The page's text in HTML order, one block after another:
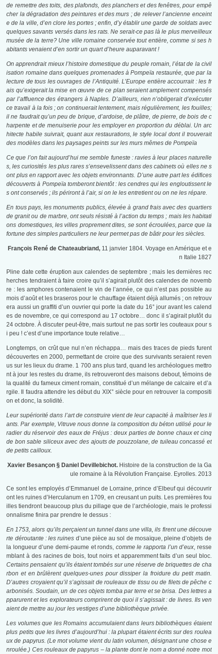
de remettre des toits, des plafonds, des planchers et des fenêtres, pour empê
cher la dégradation des peintures et des murs ; de relever l’ancienne enceint
e de la ville, d’en clore les portes ; enfin, d’y établir une garde de soldats avec
quelques savants versés dans les rats. Ne serait-ce pas là le plus merveilleux
musée de la terre? Une ville romaine conservée tout entière, comme si ses h
abitants venaient d’en sortir un quart d’heure auparavant !
On apprendrait mieux l’histoire domestique du peuple romain, l’état de la civil
isation romaine dans quelques promenades à Pompeïa restaurée, que par la
lecture de tous les ouvrages de l’Antiquité. L’Europe entière accourrait : les fr
ais qu’exigerait la mise en œuvre de ce plan seraient amplement compensés
par l’affluence des étrangers à Naples. D’ailleurs, rien n’obligerait d’exécuter
ce travail à la fois ; on continuerait lentement, mais régulièrement, les fouilles;
il ne faudrait qu’un peu de brique, d’ardoise, de plâtre, de pierre, de bois de c
harpente et de menuiserie pour les employer en proportion du déblai. Un arc
hitecte habile suivrait, quant aux restaurations, le style local dont il trouverait
des modèles dans les paysages peints sur les murs mêmes de Pompeïa
Ce que l’on fait aujourd’hui me semble funeste : ravies à leur places naturelle
s, les curiosités les plus rares s’ensevelissent dans des cabinets où elles ne s
ont plus en rapport avec les objets environnants. D’une autre part les édifices
découverts à Pompeïa tomberont bientôt : les cendres qui les engloutissent le
s ont conservés ; ils périront à l’air, si on le les entretient ou on ne les répare.
En tous pays, les monuments publics, élevée à grand frais avec des quartiers
de granit ou de marbre, ont seuls résisté à l’action du temps ; mais les habitati
ons domestiques, les villes proprement dites, se sont écroulées, parce que la
fortune des simples particuliers ne leur permet pas de bâtir pour les siècles.
François René de Chateaubriand,11 janvier 1804. Voyage en Amérique et e
n Italie 1827
Pline date cette éruption aux calendes de septembre ; mais les dernières rec
herches tendraient à faire croire qu’il s’agirait plutôt des calendes de novemb
re : les amphores contenaient le vin de l’année, ce qui n’est pas possible au
mois d’août et les braseros pour le chauffage étaient déjà allumés ; on retrouv
era aussi un graffiti d’un ouvrier qui porte la date du 16° jour avant les calend
es de novembre, ce qui correspond au 17 octobre… donc il s’agirait plutôt du
24 octobre. À discuter peut-être, mais surtout ne pas sortir les couteaux pour s
i peu ! c’est d’une importance toute relative…
Longtemps, on crût que nul n’en réchappa… mais des traces de pieds furent
découvertes en 2000, permettant de croire que des survivants seraient reven
us sur les lieux du drame. 1 700 ans plus tard, quand les archéologues mettro
nt à jour les restes du drame, ils retrouveront des maisons debout, témoins de
la qualité du fameux ciment romain, constitué d’un mélange de calcaire et d’a
rgile. Il faudra attendre les début du XIX° siècle pour en retrouver la compositi
on et donc, la solidité.
Leur supériorité dans l’art de construire vient de leur capacité à maîtriser les li
ants. Par exemple, Vitruve nous donne la composition du béton utilisé pour le
radier du réservoir des eaux de Fréjus : deux parties de bonne chaux et cinq
de bon sable siliceux avec des ajouts de pouzzolane, de tuileau concassé et
de petits cailloux.
Xavier Besançon § Daniel Devillebichot.Histoire de la construction de la Ga
ule romaine à la Révolution Française. Eyrolles. 2013
Ce sont les employés d’Emmanuel de Lorraine, prince d’Elbeuf qui découvrir
ont les ruines d’Herculanum en 1709, en creusant un puits. Les premières fou
illes tiendront beaucoup plus du pillage que de l’archéologie, mais le professi
onnalisme finira par prendre le dessus :
En 1753, alors qu’ils perçaient un tunnel dans une villa, ils firent une découve
rte déroutante : les ruines d’une pièce au sol de mosaïque, pleine d’objets de
la longueur d’une demi-paume et ronds, comme le rapporta l’un d’eux, resse
mblant à des racines de bois, tout noirs et apparemment faits d’un seul bloc.
Certains pensaient qu’ils étaient tombés sur une réserve de briquettes de cha
rbon et en brûlèrent quelques-unes pour dissiper la froidure du petit matin.
D’autres croyaient qu’il s’agissait de rouleaux de tissu ou de filets de pêche c
arbonisés. Soudain, un de ces objets tomba par terre et se brisa. Des lettres a
pparurent et les explorateurs comprirent de quoi il s’agissait : de livres. Ils ven
aient de mettre au jour les vestiges d’une bibliothèque privée.
Les volumes que les Romains accumulaient dans leurs bibliothèques étaient
plus petits que les livres d’aujourd’hui : la plupart étaient écrits sur des roulea
ux de papyrus. (Le mot volume vient du latin volumen, désignant une chose e
nroulée.) Ces rouleaux de papyrus – la plante dont le nom a donné notre mot